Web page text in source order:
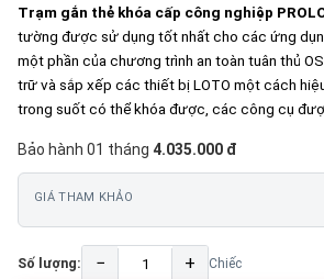
Trạm gắn thẻ khóa cấp công nghiệp
tường được sử dụng tốt nhất cho các ứng
một phần của chương trình an toàn tuân thủ
trữ và sắp xếp các thiết bị LOTO một cách
trong suốt có thể khóa được, các công cụ
Bảo hành 01 tháng 4.035.000 đ
GIÁ THAM KHẢO
Số lượng: − + Chiếc